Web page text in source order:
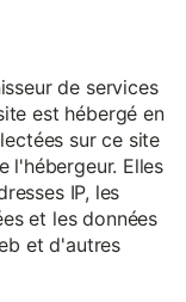
de services
est hébergé en
sur ce site
l'hébergeur. Elles
IP, les
et les données
et d'autres